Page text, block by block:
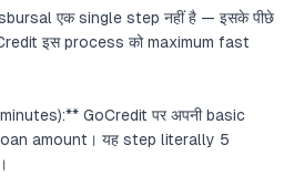
एक single step नहीं है — इसके पीछे
इस process को maximum fast
GoCredit पर अपनी basic
amount। यह step literally 5